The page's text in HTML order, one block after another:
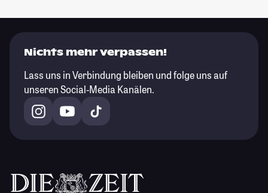
Nichts mehr verpassen!
Lass uns in Verbindung bleiben und folge uns auf
unseren Social-Media Kanälen.